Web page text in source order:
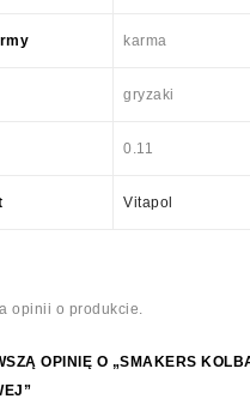
karma
gryzaki
0.11
Vitapol
opinii o produkcie.
OPINIĘ O „SMAKERS